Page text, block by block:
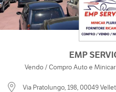
EMP
Vendo / Compro Auto e
Via Pratolungo, 198, 00049